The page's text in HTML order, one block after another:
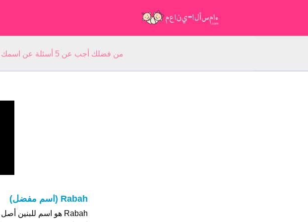
من فضلك أجب عن 5 أسئلة عن اسمك الأول: اسمك هو:
Rabah (اسم مفضل)